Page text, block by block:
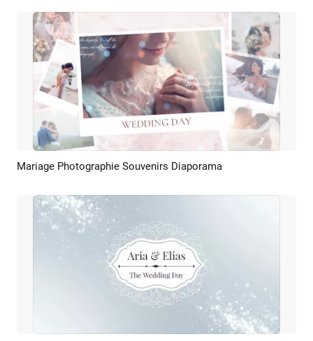
Aperçu Créer IA
Mariage Photographie Souvenirs Diaporama